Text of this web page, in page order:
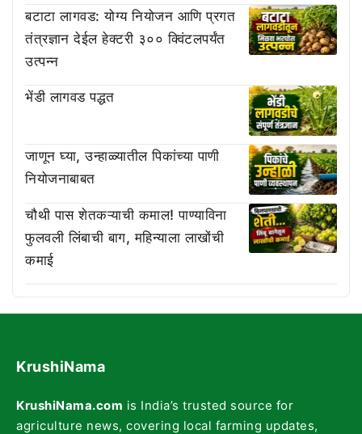
बटाटा लागवड: योग्य नियोजन आणि प्रगत
तंत्रज्ञान देईल हेक्टरी ३०० क्विंटलपर्यंत
उत्पन्न
भेंडी लागवड पद्धत
जाणून घ्या, उन्हाळ्यातील पिकांच्या पाणी
नियोजनाबाबत
चौथी पास शेतकऱ्याची कमाल! पाण्याविना
फुलवली लिंबाची बाग, महिन्याला लाखोंची
कमाई
KrushiNama
KrushiNama.com is India’s trusted source for
agriculture news, covering local farming updates,